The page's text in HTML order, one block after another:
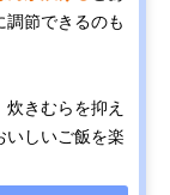
調節できるのも
きむらを抑え
いしいご飯を楽